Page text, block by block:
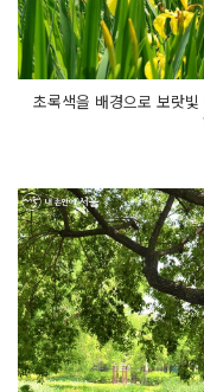
초록색을 배경으로 보랏